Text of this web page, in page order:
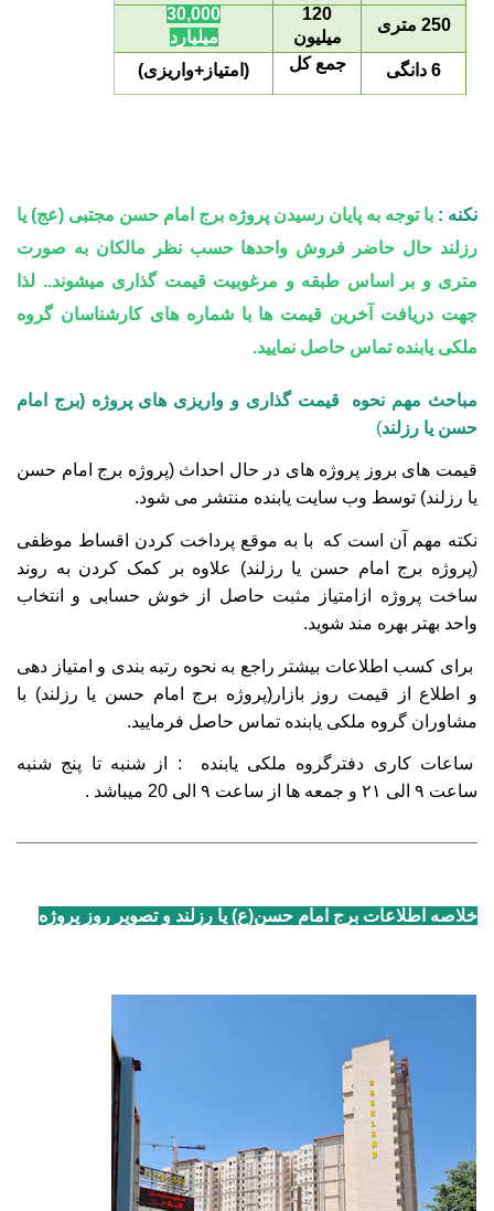
250 متری
120
میلیون
30,000
میلیارد
6 دانگی
جمع کل (امتیاز+واریزی)
نکنه : با توجه به پایان رسیدن پروژه برج امام حسن مجتبی (عج) یا
رزلند حال حاضر فروش واحدها حسب نظر مالکان به صورت
متری و بر اساس طبقه و مرغوبیت قیمت گذاری میشوند.. لذا
جهت دریافت آخرین قیمت ها با شماره های کارشناسان گروه
ملکی یابنده تماس حاصل نمایید.
مباحث مهم نحوه قیمت گذاری و واریزی های پروژه (برج امام
حسن یا رزلند)
قیمت های بروز پروژه های در حال احداث (پروژه برج امام حسن
یا رزلند) توسط وب سایت یابنده منتشر می شود.
نکته مهم آن است که با به موقع پرداخت کردن اقساط موظفی
(پروژه برج امام حسن یا رزلند) علاوه بر کمک کردن به روند
ساخت پروژه ازامتیاز مثبت حاصل از خوش حسابی و انتخاب
واحد بهتر بهره مند شوید.
برای کسب اطلاعات بیشتر راجع به نحوه رتبه بندی و امتیاز دهی
و اطلاع از قیمت روز بازار(پروژه برج امام حسن یا رزلند) با
مشاوران گروه ملکی یابنده تماس حاصل فرمایید.
ساعات کاری دفترگروه ملکی یابنده : از شنبه تا پنج شنبه
ساعت ۹ الی ۲۱ و جمعه ها از ساعت ۹ الی 20 میباشد .
خلاصه اطلاعات برج امام حسن(ع) یا رزلند و تصویر روز پروژه